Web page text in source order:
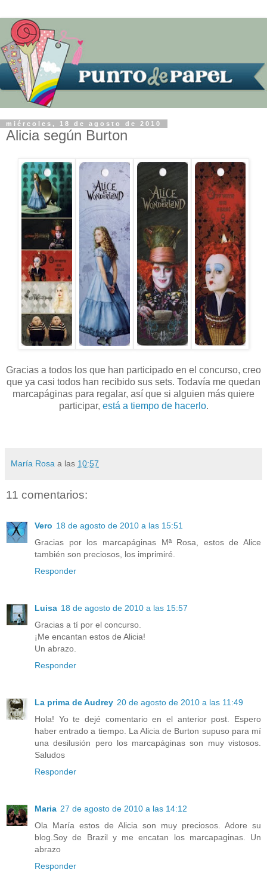
miércoles, 18 de agosto de 2010
Alicia según Burton
Gracias a todos los que han participado en el concurso, creo
que ya casi todos han recibido sus sets. Todavía me quedan
marcapáginas para regalar, así que si alguien más quiere
participar, está a tiempo de hacerlo.
María Rosa a las 10:57
11 comentarios:
Vero 18 de agosto de 2010 a las 15:51
Gracias por los marcapáginas Mª Rosa, estos de Alice
también son preciosos, los imprimiré.
Responder
Luisa 18 de agosto de 2010 a las 15:57
Gracias a tí por el concurso.
¡Me encantan estos de Alicia!
Un abrazo.
Responder
La prima de Audrey 20 de agosto de 2010 a las 11:49
Hola! Yo te dejé comentario en el anterior post. Espero
haber entrado a tiempo. La Alicia de Burton supuso para mí
una desilusión pero los marcapáginas son muy vistosos.
Saludos
Responder
Maria 27 de agosto de 2010 a las 14:12
Ola María estos de Alicia son muy preciosos. Adore su
blog.Soy de Brazil y me encatan los marcapaginas. Un
abrazo
Responder